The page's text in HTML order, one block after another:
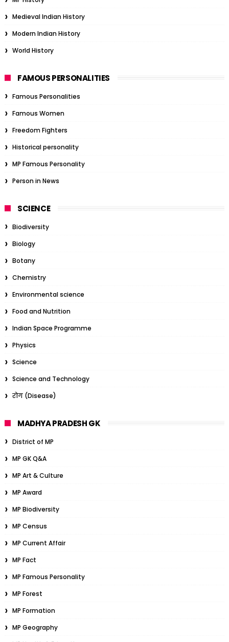
Medieval Indian History
Modern Indian History
World History
FAMOUS PERSONALITIES
Famous Personalities
Famous Women
Freedom Fighters
Historical personality
MP Famous Personality
Person in News
SCIENCE
Biodiversity
Biology
Botany
Chemistry
Environmental science
Food and Nutrition
Indian Space Programme
Physics
Science
Science and Technology
रोग (Disease)
MADHYA PRADESH GK
District of MP
MP GK Q&A
MP Art & Culture
MP Award
MP Biodiversity
MP Census
MP Current Affair
MP Fact
MP Famous Personality
MP Forest
MP Formation
MP Geography